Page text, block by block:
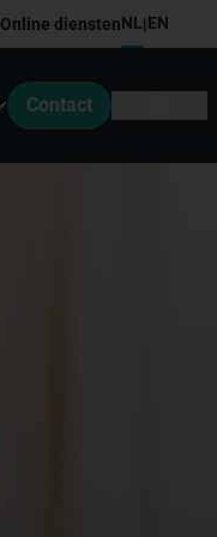
Online dienstenNL|EN
Contact